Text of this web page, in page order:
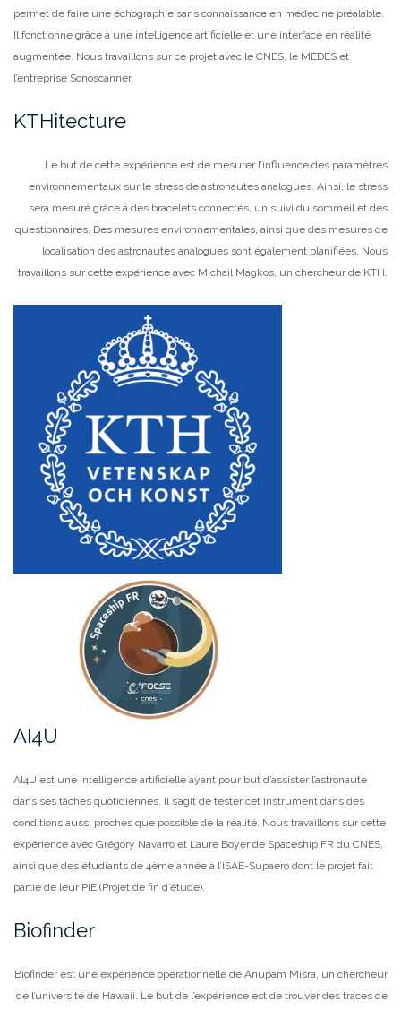
permet de faire une échographie sans connaissance en médecine préalable.
Il fonctionne grâce à une intelligence artificielle et une interface en réalité
augmentée. Nous travaillons sur ce projet avec le CNES, le MEDES et
l’entreprise Sonoscanner.
KTHitecture
Le but de cette expérience est de mesurer l’influence des paramètres
environnementaux sur le stress de astronautes analogues. Ainsi, le stress
sera mesuré grâce à des bracelets connectés, un suivi du sommeil et des
questionnaires. Des mesures environnementales, ainsi que des mesures de
localisation des astronautes analogues sont également planifiées. Nous
travaillons sur cette expérience avec Michail Magkos, un chercheur de KTH.
AI4U
AI4U est une intelligence artificielle ayant pour but d’assister l’astronaute
dans ses tâches quotidiennes. Il s’agit de tester cet instrument dans des
conditions aussi proches que possible de la réalité. Nous travaillons sur cette
expérience avec Grégory Navarro et Laure Boyer de Spaceship FR du CNES,
ainsi que des étudiants de 4ème année à l’ISAE-Supaero dont le projet fait
partie de leur PIE (Projet de fin d’étude).
Biofinder
Biofinder est une expérience opérationnelle de Anupam Misra, un chercheur
de l’université de Hawaii. Le but de l’expérience est de trouver des traces de